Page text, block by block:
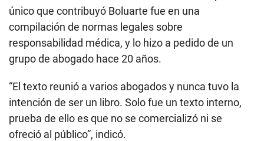
responsabilidad médica, y lo hizo a pedido de un
grupo de abogado hace 20 años.
“El texto reunió a varios abogados y nunca tuvo la
intención de ser un libro. Solo fue un texto interno,
prueba de ello es que no se comercializó ni se
ofreció al público”, indicó.
Seguir temas Dina Boluarte